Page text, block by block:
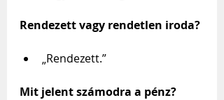
Rendezett vagy rendetlen iroda?
„Rendezett.”
Mit jelent számodra a pénz?